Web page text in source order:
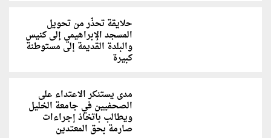
حلايقة تحذّر من تحويل
المسجد الإبراهيمي إلى كنيس
والبلدة القديمة إلى مستوطنة
كبيرة
مدى يستنكر الاعتداء على
الصحفيين في جامعة الخليل
ويطالب باتخاذ إجراءات
صارمة بحق المعتدين